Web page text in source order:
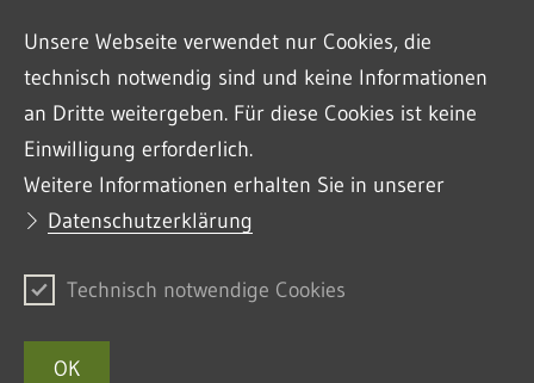
Unsere Webseite verwendet nur Cookies, die
technisch notwendig sind und keine Informationen
an Dritte weitergeben. Für diese Cookies ist keine
Einwilligung erforderlich.
Weitere Informationen erhalten Sie in unserer
Datenschutzerklärung
Technisch notwendige Cookies
OK